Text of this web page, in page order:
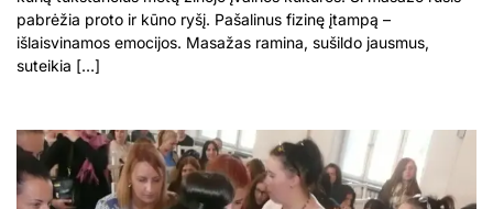
pabrėžia proto ir kūno ryšį. Pašalinus fizinę įtampą –
išlaisvinamos emocijos. Masažas ramina, sušildo jausmus,
suteikia […]